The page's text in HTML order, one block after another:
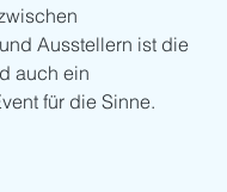
Ausstellern ist die
auch ein
für die Sinne.